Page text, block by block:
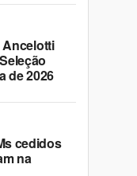
Ancelotti
de 2026
cedidos
na